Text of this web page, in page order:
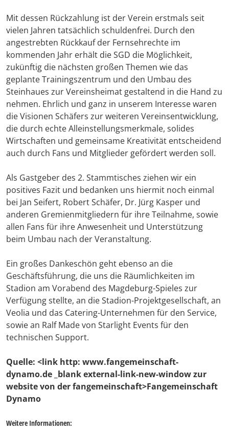
Mit dessen Rückzahlung ist der Verein erstmals seit
vielen Jahren tatsächlich schuldenfrei. Durch den
angestrebten Rückkauf der Fernsehrechte im
kommenden Jahr erhält die SGD die Möglichkeit,
zukünftig die nächsten großen Themen wie das
geplante Trainingszentrum und den Umbau des
Steinhaues zur Vereinsheimat gestaltend in die Hand zu
nehmen. Ehrlich und ganz in unserem Interesse waren
die Visionen Schäfers zur weiteren Vereinsentwicklung,
die durch echte Alleinstellungsmerkmale, solides
Wirtschaften und gemeinsame Kreativität entscheidend
auch durch Fans und Mitglieder gefördert werden soll.
Als Gastgeber des 2. Stammtisches ziehen wir ein
positives Fazit und bedanken uns hiermit noch einmal
bei Jan Seifert, Robert Schäfer, Dr. Jürg Kasper und
anderen Gremienmitgliedern für ihre Teilnahme, sowie
allen Fans für ihre Anwesenheit und Unterstützung
beim Umbau nach der Veranstaltung.
Ein großes Dankeschön geht ebenso an die
Geschäftsführung, die uns die Räumlichkeiten im
Stadion am Vorabend des Magdeburg-Spieles zur
Verfügung stellte, an die Stadion-Projektgesellschaft, an
Veolia und das Catering-Unternehmen für den Service,
sowie an Ralf Made von Starlight Events für den
technischen Support.
Quelle: <link http: www.fangemeinschaft-
dynamo.de _blank external-link-new-window zur
website von der fangemeinschaft>Fangemeinschaft
Dynamo
Weitere Informationen: